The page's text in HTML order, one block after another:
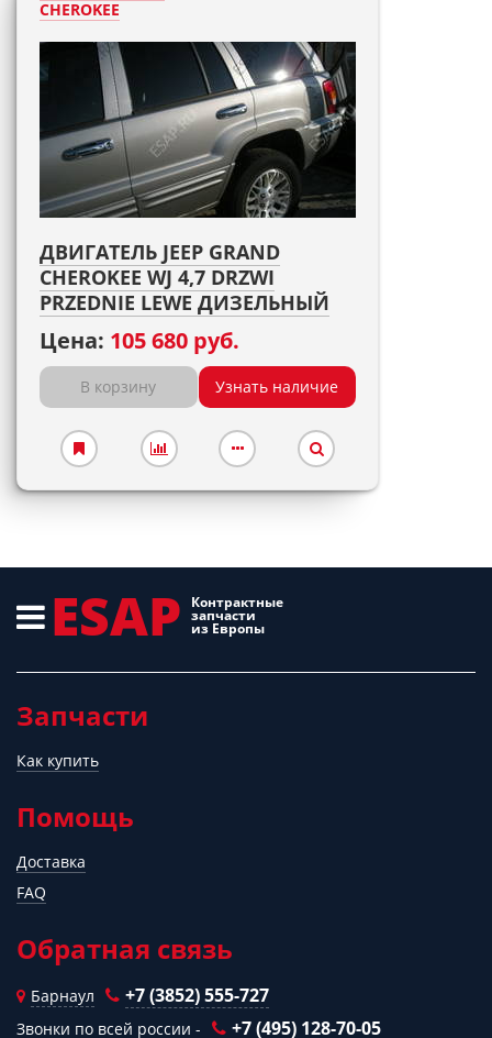
CHEROKEE
ДВИГАТЕЛЬ JEEP GRAND
CHEROKEE WJ 4,7 DRZWI
PRZEDNIE LEWE ДИЗЕЛЬНЫЙ
Цена: 105 680 руб.
В корзину Узнать наличие
ESAP Контрактные
запчасти
из Европы
Запчасти
Как купить
Помощь
Доставка
FAQ
Обратная связь
Барнаул +7 (3852) 555-727
Звонки по всей россии - +7 (495) 128-70-05